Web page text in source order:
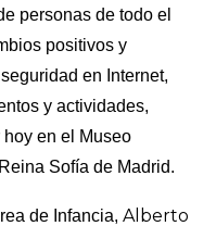
personas de todo el
positivos y
en Internet,
y actividades,
en el Museo
Sofía de Madrid.
de Infancia,Alberto